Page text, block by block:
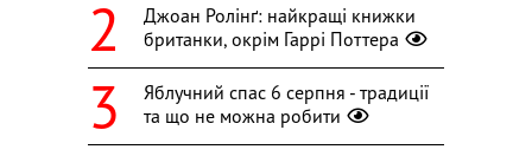
Джоан Ролінґ: найкращі книжки
британки, окрім Гаррі Поттера
Яблучний спас 6 серпня - традиції
та що не можна робити